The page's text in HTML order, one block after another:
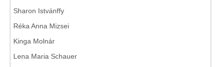
Sharon Istvánffy
Réka Anna Mizsei
Kinga Molnár
Lena Maria Schauer